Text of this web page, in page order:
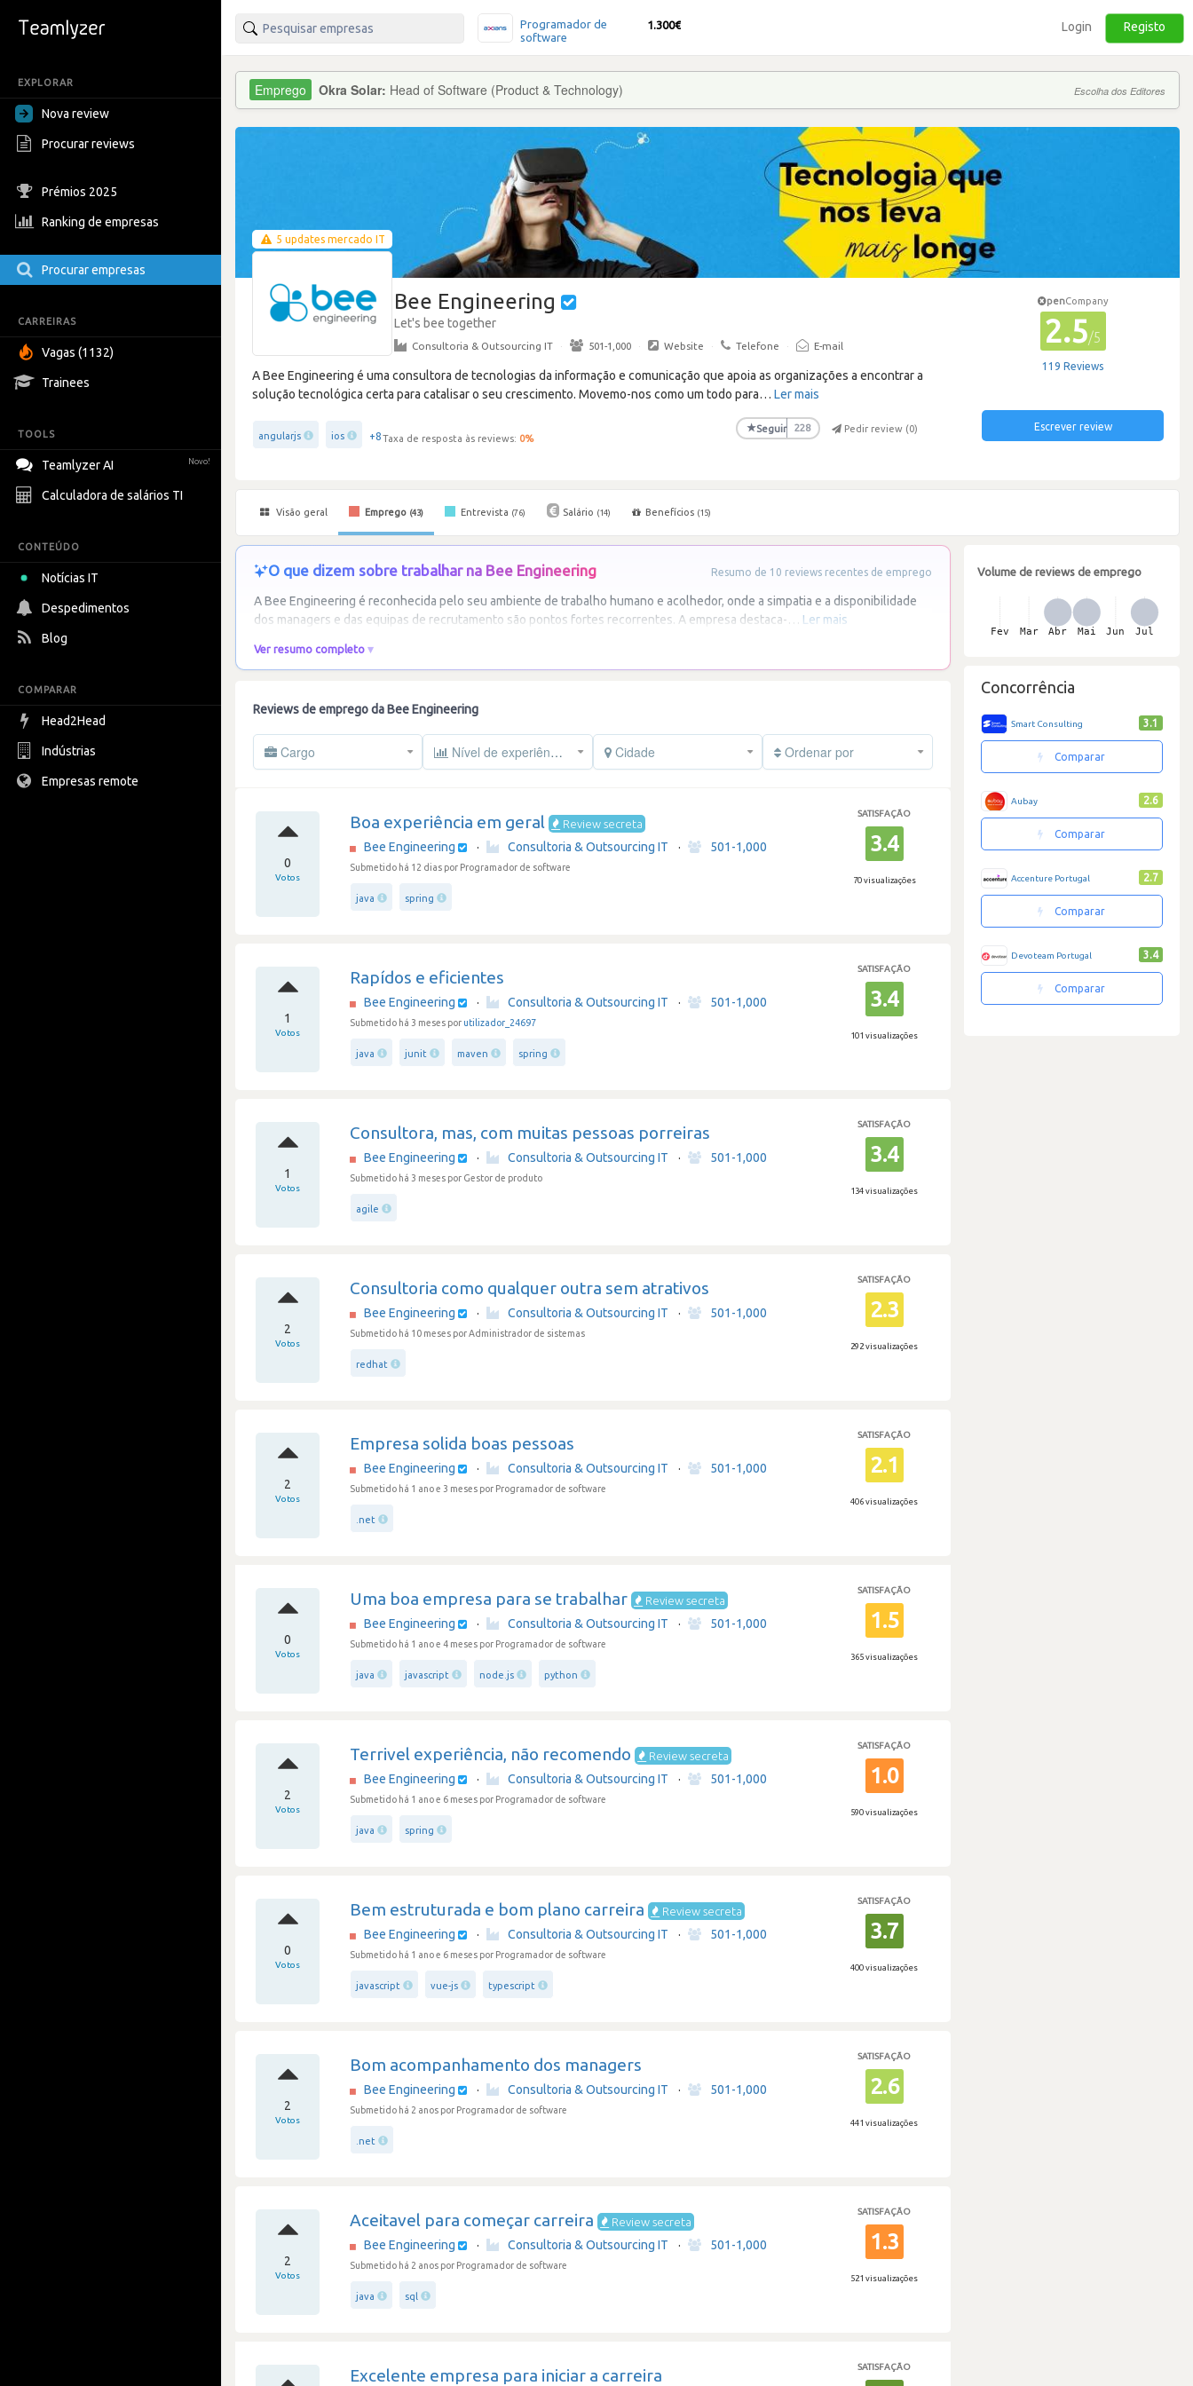
EXPLORAR
Nova review
Procurar reviews
Prémios 2025
Ranking de empresas
Procurar empresas
CARREIRAS
Vagas (1132)
Trainees
TOOLS
Teamlyzer AI Novo!
Calculadora de salários TI
CONTEÚDO
Notícias IT
Despedimentos
Blog
COMPARAR
Head2Head
Indústrias
Empresas remote
Programador de
software
1.300€ Login Registo
Okra Solar: Head of Software (Product & Technology) Escolha dos Editores
5 updates mercado IT
Bee Engineering
Let's bee together
Consultoria & Outsourcing IT · 501-1,000 · Website · Telefone · E-mail
A Bee Engineering é uma consultora de tecnologias da informação e comunicação que apoia as organizações a encontrar a
solução tecnológica certa para catalisar o seu crescimento. Movemo-nos como um todo para… Ler mais
angularjs ios +8Taxa de resposta às reviews: 0%
★Seguir 228 Pedir review (0)
penCompany
2.5/5
119 Reviews
Escrever review
Visão geral Emprego (43) Entrevista (76) Salário (14) Benefícios (15)
O que dizem sobre trabalhar na Bee Engineering Resumo de 10 reviews recentes de emprego
A Bee Engineering é reconhecida pelo seu ambiente de trabalho humano e acolhedor, onde a simpatia e a disponibilidade
dos managers e das equipas de recrutamento são pontos fortes recorrentes. A empresa destaca-… Ler mais
Ver resumo completo
Reviews de emprego da Bee Engineering
Cargo Nível de experiência Cidade Ordenar por
0
Votos
Boa experiência em geral Review secreta
Bee Engineering · Consultoria & Outsourcing IT · 501-1,000
Submetido há 12 dias por Programador de software
java spring
SATISFAÇÃO
3.4
70 visualizações
1
Votos
Rapídos e eficientes
Bee Engineering · Consultoria & Outsourcing IT · 501-1,000
Submetido há 3 meses por utilizador_24697
java junit maven spring
SATISFAÇÃO
3.4
101 visualizações
1
Votos
Consultora, mas, com muitas pessoas porreiras
Bee Engineering · Consultoria & Outsourcing IT · 501-1,000
Submetido há 3 meses por Gestor de produto
agile
SATISFAÇÃO
3.4
134 visualizações
2
Votos
Consultoria como qualquer outra sem atrativos
Bee Engineering · Consultoria & Outsourcing IT · 501-1,000
Submetido há 10 meses por Administrador de sistemas
redhat
SATISFAÇÃO
2.3
292 visualizações
2
Votos
Empresa solida boas pessoas
Bee Engineering · Consultoria & Outsourcing IT · 501-1,000
Submetido há 1 ano e 3 meses por Programador de software
.net
SATISFAÇÃO
2.1
406 visualizações
0
Votos
Uma boa empresa para se trabalhar Review secreta
Bee Engineering · Consultoria & Outsourcing IT · 501-1,000
Submetido há 1 ano e 4 meses por Programador de software
java javascript node.js python
SATISFAÇÃO
1.5
365 visualizações
2
Votos
Terrivel experiência, não recomendo Review secreta
Bee Engineering · Consultoria & Outsourcing IT · 501-1,000
Submetido há 1 ano e 6 meses por Programador de software
java spring
SATISFAÇÃO
1.0
590 visualizações
0
Votos
Bem estruturada e bom plano carreira Review secreta
Bee Engineering · Consultoria & Outsourcing IT · 501-1,000
Submetido há 1 ano e 6 meses por Programador de software
javascript vue-js typescript
SATISFAÇÃO
3.7
400 visualizações
2
Votos
Bom acompanhamento dos managers
Bee Engineering · Consultoria & Outsourcing IT · 501-1,000
Submetido há 2 anos por Programador de software
.net
SATISFAÇÃO
2.6
441 visualizações
2
Votos
Aceitavel para começar carreira Review secreta
Bee Engineering · Consultoria & Outsourcing IT · 501-1,000
Submetido há 2 anos por Programador de software
java sql
SATISFAÇÃO
1.3
521 visualizações
Excelente empresa para iniciar a carreira SATISFAÇÃO
Volume de reviews de emprego
Concorrência
Smart Consulting 3.1
Comparar
Aubay 2.6
Comparar
Accenture Portugal 2.7
Comparar
Devoteam Portugal 3.4
Comparar